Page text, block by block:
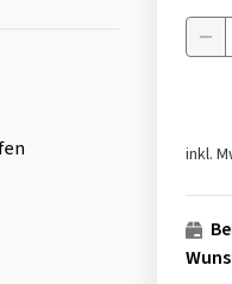
inkl.